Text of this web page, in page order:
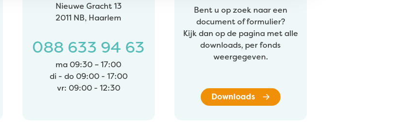
Nieuwe Gracht 13
2011 NB, Haarlem
088 633 94 63
ma 09:30 – 17:00
di - do 09:00 - 17:00
vr: 09:00 - 12:30
Bent u op zoek naar een
document of formulier?
Kijk dan op de pagina met alle
downloads, per fonds
weergegeven.
Downloads